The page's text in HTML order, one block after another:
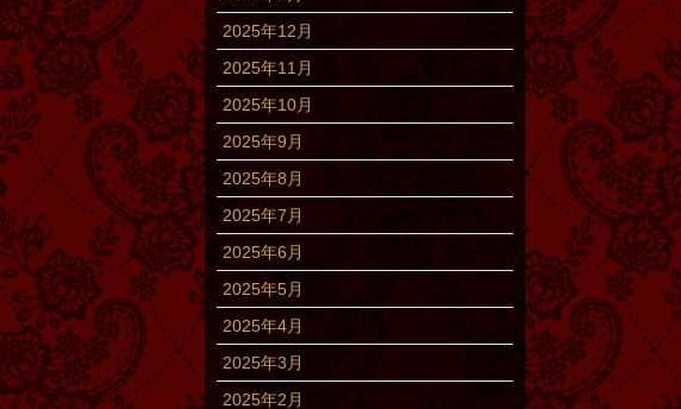
2025年12月
2025年11月
2025年10月
2025年9月
2025年8月
2025年7月
2025年6月
2025年5月
2025年4月
2025年3月
2025年2月